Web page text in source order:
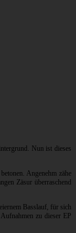
Nun ist dieses
Angenehm zähe
Zäsur überraschend
Basslauf, für sich
zu dieser EP